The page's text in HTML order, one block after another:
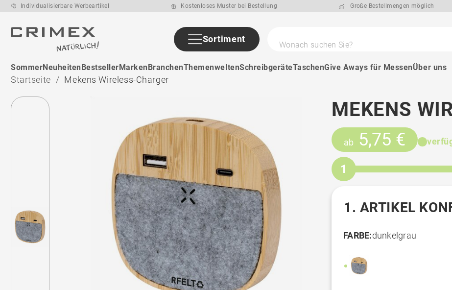
Individualisierbare Werbeartikel Kostenloses Muster bei Bestellung Große Bestellmengen möglich
Sortiment
Wonach suchen Sie?
SommerNeuheitenBestsellerMarkenBranchenThemenweltenSchreibgeräteTaschenGive Aways für MessenÜber uns
Startseite Mekens Wireless-Charger
15 Arbeitstage
nach
Druckfreigabe
MEKENS
ab 5,75 €
1
1. ARTIKEL
FARBE:dunkelgrau